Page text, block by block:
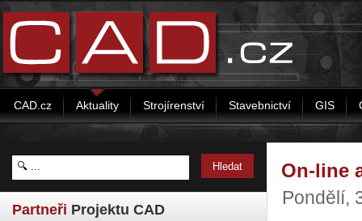
CAD.cz Aktuality Strojírenství Stavebnictví GIS
Partneři Projektu CAD
On-line
Pondělí,